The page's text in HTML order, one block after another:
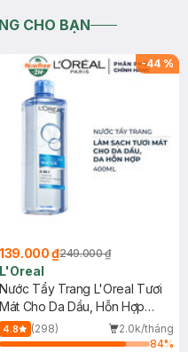
CHO BẠN
-44 %
139.000 ₫249.000 ₫
L'Oreal
Nước Tẩy Trang L'Oreal Tươi
Mát Cho Da Dầu, Hỗn Hợp
400ml
4.8 (298)
2.0k/tháng
84%